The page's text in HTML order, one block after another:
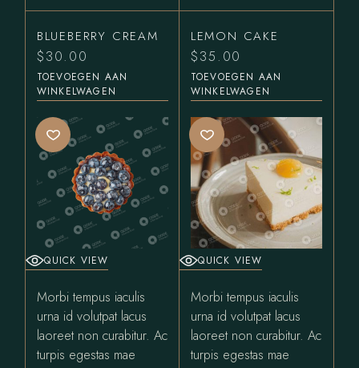
BLUEBERRY CREAM
$30.00
TOEVOEGEN AAN
WINKELWAGEN
QUICK VIEW
Morbi tempus iaculis
urna id volutpat lacus
laoreet non curabitur. Ac
turpis egestas mae
LEMON CAKE
$35.00
TOEVOEGEN AAN
WINKELWAGEN
QUICK VIEW
Morbi tempus iaculis
urna id volutpat lacus
laoreet non curabitur. Ac
turpis egestas mae